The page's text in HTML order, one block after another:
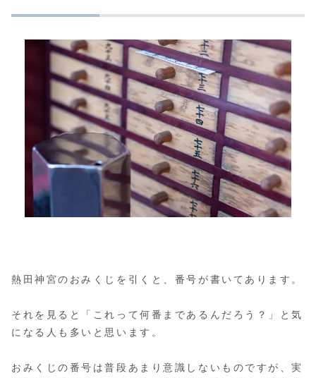
熱田神宮のおみくじを引くと、番号が書いてあります。
それを見ると「これって何番まであるんだろう？」と気
になる人も多いと思います。
おみくじの番号は普段あまり意識しないものですが、実